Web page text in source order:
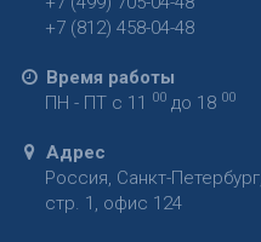
+7 (812) 458-04-48
Время работы
ПН - ПТ с 11
00 до 18 00
Адрес
Россия Санкт-Петербург
стр. 1, офис 124